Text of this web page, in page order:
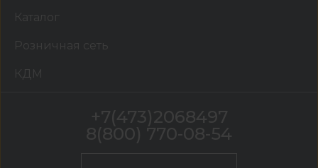
Каталог
Розничная сеть
КДМ
+7(473)2068497
8(800) 770-08-54